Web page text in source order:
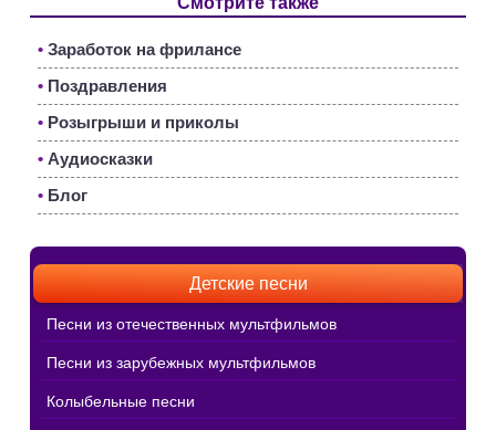
• Заработок на фрилансе
• Поздравления
• Розыгрыши и приколы
• Аудиосказки
• Блог
Детские песни
Песни из отечественных мультфильмов
Песни из зарубежных мультфильмов
Колыбельные песни